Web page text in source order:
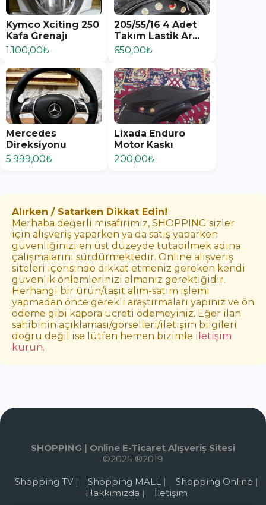
Kymco Xciting 250
Kafa Grenajı
1.100,00₺
205/55/16 4 Adet
Takım Lastik Ar...
650,00₺
Mercedes
Direksiyonu
5.999,00₺
Lixada Enduro
Motor Kaskı
200,00₺
Alırken / Satarken Dikkat Edin!
Merhaba değerli misafirimiz, SHOPPING sizler
için alışveriş yaparken ya da satış yaparken
güvenliğinizi en üst düzeyde tutabilmek adına
çalışmalarını sürdürmektedir. Online alışveriş
siteleri içerisinde dikkat etmeniz gereken kendi
güvenlik önlemlerinizi almanız gerektiğidir.
Herhangi bir ürün/taşıt alım-satım işlemi
yapmadan önce gerekli araştırmaları yapınız ve ön
ödeme gibi kapora ücreti ödemeyiniz. Eğer ilan
sahibinin açıklaması/görselleri/iletişim bilgileri
doğru değil ise lütfen hemen bizimle iletişim
kurun.
SHOPPING | Online E-Ticaret Alışveriş Sitesi
©2025 ®2019
Shopping TV| Shopping MALL | Shopping Online |
Hakkımızda | İletişim